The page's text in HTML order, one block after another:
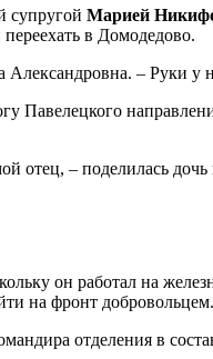
супругой Марией
в Домодедово.
– Руки
Павелецкого
– поделилась дочь
он работал на
на фронт добровольцем.
отделения в